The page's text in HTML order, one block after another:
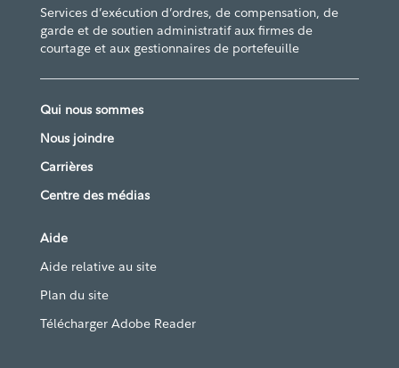
Services d’exécution d’ordres, de compensation, de
garde et de soutien administratif aux firmes de
courtage et aux gestionnaires de portefeuille
Qui nous sommes
Nous joindre
Carrières
Centre des médias
Aide
Aide relative au site
Plan du site
Télécharger Adobe Reader